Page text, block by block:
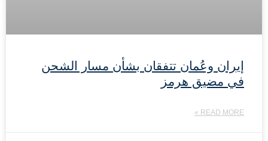
إيران وعُمان تتفقان بشأن مسار الشحن
في مضيق هرمز
READ MORE »